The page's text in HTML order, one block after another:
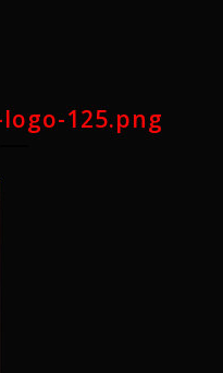
125.png